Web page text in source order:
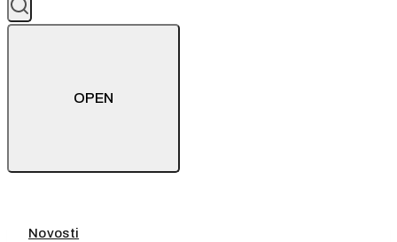
OPEN
Novosti